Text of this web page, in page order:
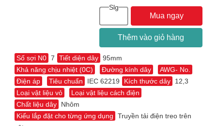
Slg
Mua ngay
Thêm vào giỏ hàng
Số sợi N0 7 Tiết diện dây 95mm
Khả năng chịu nhiệt (0C)
Đường kính dây
AWG- No.
Điện áp
Tiêu chuẩn IEC 62219 Kích thước dây
12,3
Loại vật liệu vỏ
Loại vật liệu cách điện
Chất liệu dây
Nhôm
Kiểu lắp đặt cho từng ứng dụng
Truyền tải điện treo trên